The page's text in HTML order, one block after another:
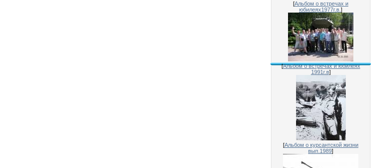
[Альбом о встречах и
юбилеях1977г.в. ]
[Альбом о встречах и юбилеях
1991г.в]
[Альбом о курсантской жизни
вып.1989]